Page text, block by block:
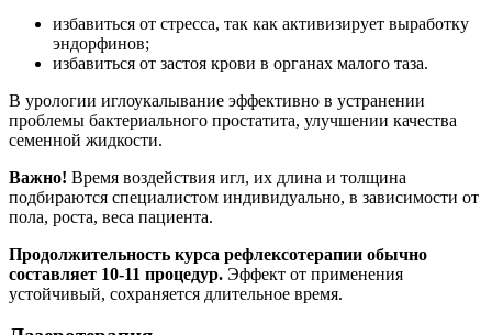
избавиться от стресса, так как активизирует выработку
эндорфинов;
избавиться от застоя крови в органах малого таза.
В урологии иглоукалывание эффективно в устранении
проблемы бактериального простатита, улучшении качества
семенной жидкости.
Важно! Время воздействия игл, их длина и толщина
подбираются специалистом индивидуально, в зависимости от
пола, роста, веса пациента.
Продолжительность курса рефлексотерапии обычно
составляет 10-11 процедур. Эффект от применения
устойчивый, сохраняется длительное время.